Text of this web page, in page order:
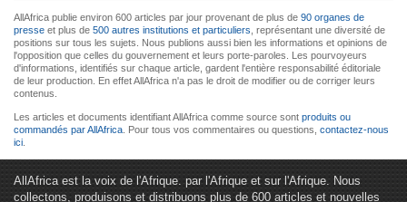
AllAfrica publie environ 600 articles par jour provenant de plus de 90 organes de
presse et plus de 500 autres institutions et particuliers , représentant une diversité de
positions sur tous les sujets. Nous publions aussi bien les informations et opinions de
l'opposition que celles du gouvernement et leurs porte-paroles. Les pourvoyeurs
d'informations, identifiés sur chaque article, gardent l'entière responsabilité éditoriale
de leur production. En effet AllAfrica n'a pas le droit de modifier ou de corriger leurs
contenus.
Les articles et documents identifiant AllAfrica comme source sont produits ou
commandés par AllAfrica . Pour tous vos commentaires ou questions, contactez-nous
ici
AllAfrica est la voix de l'Afrique. par l'Afrique et sur l'Afrique. Nous
collectons, produisons et distribuons plus de 600 articles et nouvelles